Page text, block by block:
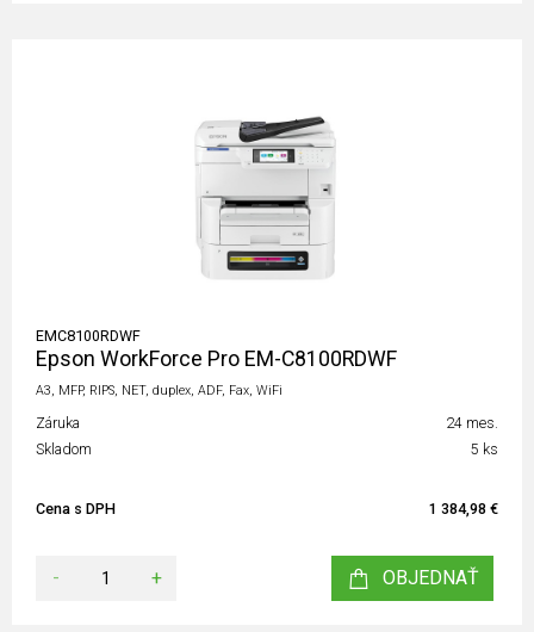
EMC8100RDWF
Epson WorkForce Pro EM-C8100RDWF
A3, MFP, RIPS, NET, duplex, ADF, Fax, WiFi
Záruka
24 mes.
Skladom
5 ks
Cena s DPH 1 384,98 €
- + OBJEDNAŤ